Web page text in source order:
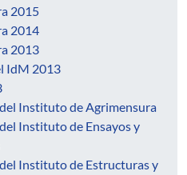
2015
2014
2013
IdM 2013
Instituto de Agrimensura
Instituto de Ensayos y
Instituto de Estructuras y